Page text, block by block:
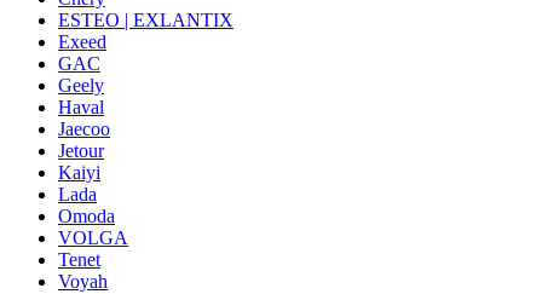
ESTEO | EXLANTIX
Exeed
GAC
Geely
Haval
Jaecoo
Jetour
Kaiyi
Lada
Omoda
VOLGA
Tenet
Voyah